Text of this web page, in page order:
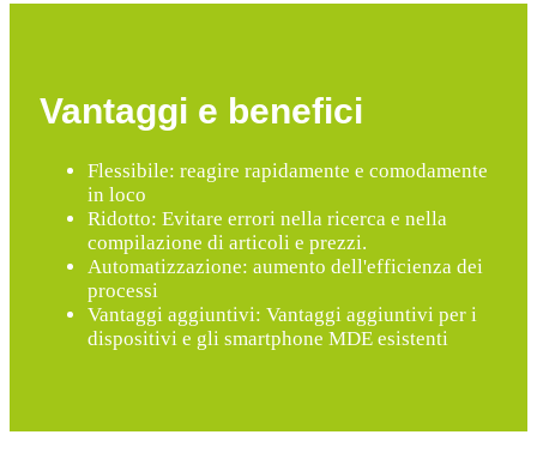
Vantaggi e benefici
Flessibile: reagire rapidamente e comodamente
in loco
Ridotto: Evitare errori nella ricerca e nella
compilazione di articoli e prezzi.
Automatizzazione: aumento dell'efficienza dei
processi
Vantaggi aggiuntivi: Vantaggi aggiuntivi per i
dispositivi e gli smartphone MDE esistenti